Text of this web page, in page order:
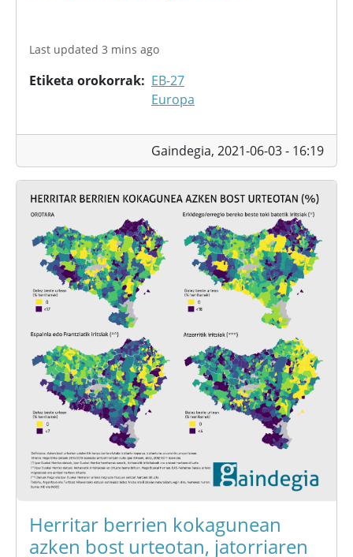
Last updated 3 mins ago
Etiketa orokorrak
EB-27
Europa
Gaindegia, 2021-06-03 - 16:19
Herritar berrien kokagunean
azken bost urteotan, jatorriaren